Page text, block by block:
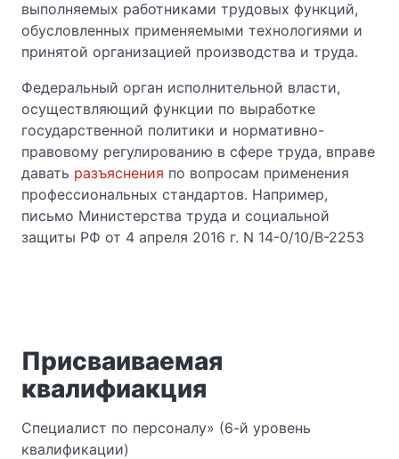
выполняемых работниками трудовых функций,
обусловленных применяемыми технологиями и
принятой организацией производства и труда.
Федеральный орган исполнительной власти,
осуществляющий функции по выработке
государственной политики и нормативно-
правовому регулированию в сфере труда, вправе
давать разъяснения по вопросам применения
профессиональных стандартов. Например,
письмо Министерства труда и социальной
защиты РФ от 4 апреля 2016 г. N 14-0/10/В-2253
Присваиваемая
квалифиакция
Специалист по персоналу» (6-й уровень
квалификации)